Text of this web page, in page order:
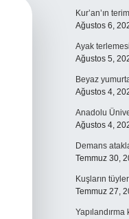
Kur’an’ın
Ağustos 6,
Ayak
Ağustos 5,
Beyaz
Ağustos 4,
Anadolu
Ağustos 4,
Demans
Temmuz 30,
Kuşların
Temmuz 27,